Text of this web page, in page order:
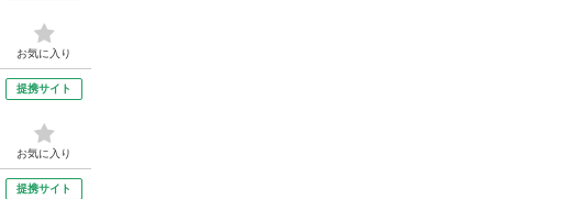
お気に入り
提携サイト
お気に入り
提携サイト